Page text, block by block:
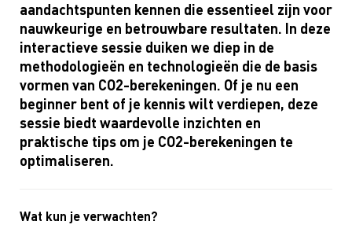
aandachtspunten kennen die essentieel zijn voor
nauwkeurige en betrouwbare resultaten. In deze
interactieve sessie duiken we diep in de
methodologieën en technologieën die de basis
vormen van CO2-berekeningen. Of je nu een
beginner bent of je kennis wilt verdiepen, deze
sessie biedt waardevolle inzichten en
praktische tips om je CO2-berekeningen te
optimaliseren.
Wat kun je verwachten?